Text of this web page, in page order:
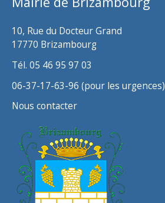
10, Rue du Docteur Grand
17770 Brizambourg
Tél. 05 46 95 97 03
06-37-17-63-96 (pour les urgences)
Nous contacter